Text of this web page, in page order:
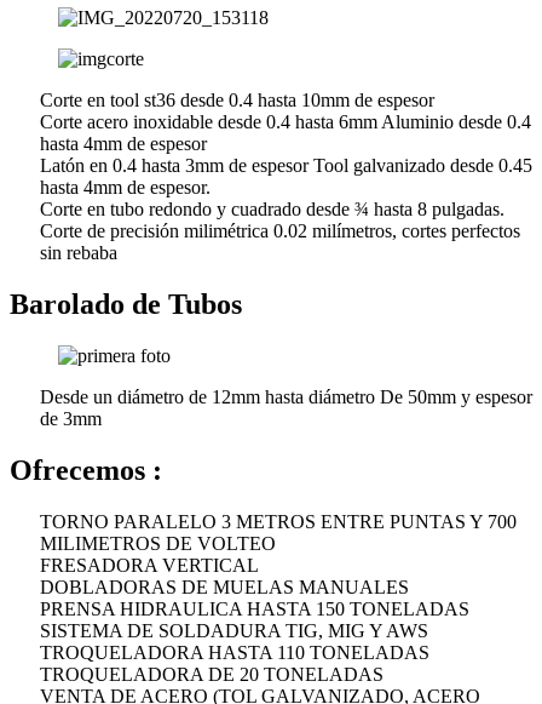
Corte en tool st36 desde 0.4 hasta 10mm de espesor
Corte acero inoxidable desde 0.4 hasta 6mm Aluminio desde 0.4
hasta 4mm de espesor
Latón en 0.4 hasta 3mm de espesor Tool galvanizado desde 0.45
hasta 4mm de espesor.
Corte en tubo redondo y cuadrado desde ¾ hasta 8 pulgadas.
Corte de precisión milimétrica 0.02 milímetros, cortes perfectos
sin rebaba
Barolado de Tubos
Desde un diámetro de 12mm hasta diámetro De 50mm y espesor
de 3mm
Ofrecemos :
TORNO PARALELO 3 METROS ENTRE PUNTAS Y 700
MILIMETROS DE VOLTEO
FRESADORA VERTICAL
DOBLADORAS DE MUELAS MANUALES
PRENSA HIDRAULICA HASTA 150 TONELADAS
SISTEMA DE SOLDADURA TIG, MIG Y AWS
TROQUELADORA HASTA 110 TONELADAS
TROQUELADORA DE 20 TONELADAS
VENTA DE ACERO (TOL GALVANIZADO, ACERO